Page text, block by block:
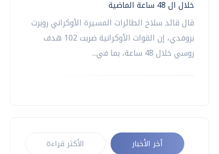
خلال ال 48 ساعة الماضية
قال قائد سلاح ‌الطائرات المسيرة الأوكراني ​روبرت
بروفدي، إن القوات الأوكرانية ضربت 102 هدف
روسي خلال 48 ساعة، بما في...
أخر الأخبار الأكثر قراءة